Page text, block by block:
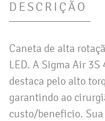
DESCRIÇÃO
Caneta de alta
LED. A Sigma Air 3S
destaca pelo alto
garantindo ao
custo/beneficio. Sua